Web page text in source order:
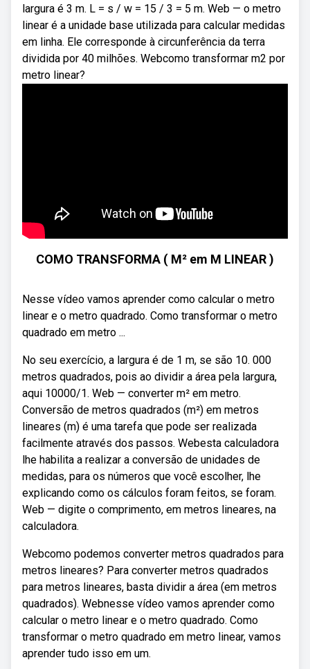
largura é 3 m. L = s / w = 15 / 3 = 5 m. Web — o metro
linear é a unidade base utilizada para calcular medidas
em linha. Ele corresponde à circunferência da terra
dividida por 40 milhões. Webcomo transformar m2 por
metro linear?
COMO TRANSFORMA ( M² em M LINEAR )
Nesse vídeo vamos aprender como calcular o metro
linear e o metro quadrado. Como transformar o metro
quadrado em metro ...
No seu exercício, a largura é de 1 m, se são 10. 000
metros quadrados, pois ao dividir a área pela largura,
aqui 10000/1. Web — converter m² em metro.
Conversão de metros quadrados (m²) em metros
lineares (m) é uma tarefa que pode ser realizada
facilmente através dos passos. Webesta calculadora
lhe habilita a realizar a conversão de unidades de
medidas, para os números que você escolher, lhe
explicando como os cálculos foram feitos, se foram.
Web — digite o comprimento, em metros lineares, na
calculadora.
Webcomo podemos converter metros quadrados para
metros lineares? Para converter metros quadrados
para metros lineares, basta dividir a área (em metros
quadrados). Webnesse vídeo vamos aprender como
calcular o metro linear e o metro quadrado. Como
transformar o metro quadrado em metro linear, vamos
aprender tudo isso em um.